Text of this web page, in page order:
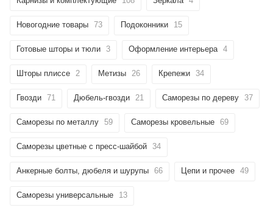
Новогодние товары 73 Подоконники 15
Готовые шторы и тюли 3 Оформление интерьера 4
Шторы плиссе 2 Метизы 26 Крепежи 34
Гвозди 71 Дюбель-гвозди 21 Саморезы по дереву 37
Саморезы по металлу 59 Саморезы кровельные 69
Саморезы цветные с пресс-шайбой 34
Анкерные болты, дюбеля и шурупы 66 Цепи и прочее 49
Саморезы универсальные 13